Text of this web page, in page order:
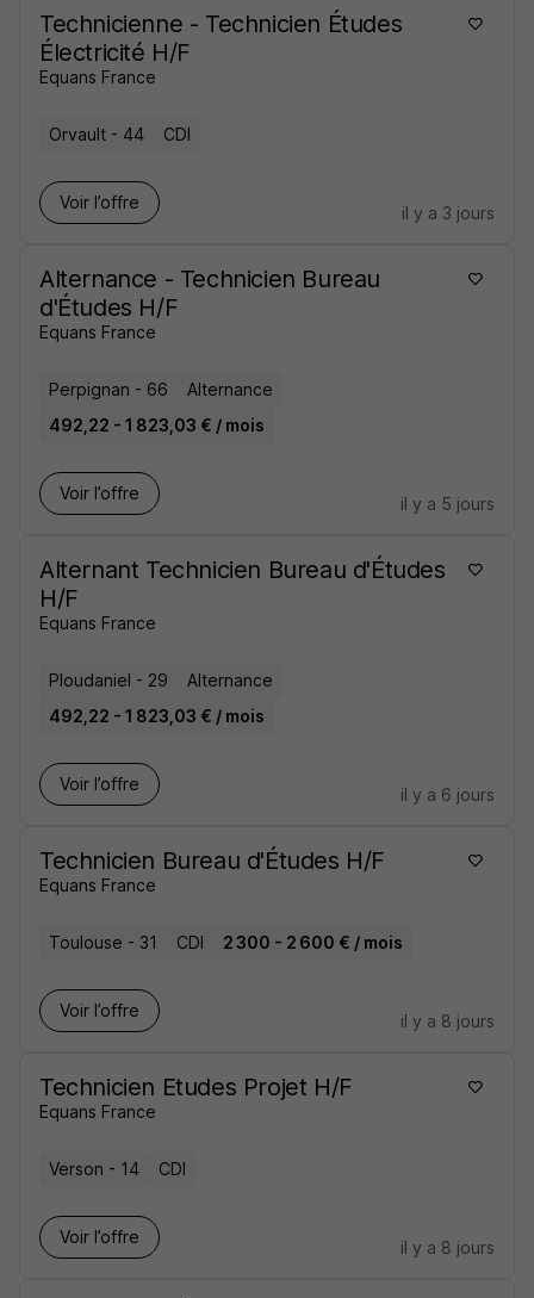
Technicienne - Technicien Études
Électricité H/F
Equans France
Orvault - 44 CDI
Voir l’offre
il y a 3 jours
Alternance - Technicien Bureau
d'Études H/F
Equans France
Perpignan - 66
Alternance
492,22 - 1 823,03 € / mois
Voir l’offre
il y a 5 jours
Alternant Technicien Bureau d'Études
H/F
Equans France
Ploudaniel - 29
Alternance
492,22 - 1 823,03 € / mois
Voir l’offre
il y a 6 jours
Technicien Bureau d'Études H/F
Equans France
Toulouse - 31 CDI 2 300 - 2 600 € / mois
Voir l’offre
il y a 8 jours
Technicien Etudes Projet H/F
Equans France
Verson - 14 CDI
Voir l’offre
il y a 8 jours